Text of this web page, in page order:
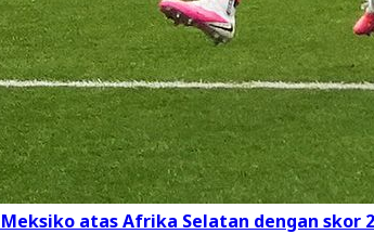
atas Afrika Selatan dengan skor